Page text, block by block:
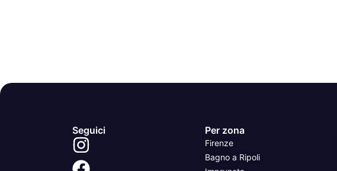
Seguici Per zona
Firenze
Bagno a Ripoli